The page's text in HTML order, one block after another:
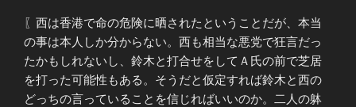
〖西は香港で命の危険に晒されたということだが、本当
の事は本人しか分からない。西も相当な悪党で狂言だっ
たかもしれないし、鈴木と打合せをしてＡ氏の前で芝居
を打った可能性もある。そうだと仮定すれば鈴木と西の
どっちの言っていることを信じればいいのか。二人の躰